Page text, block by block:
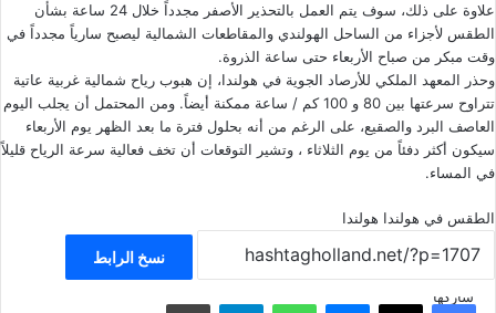
علاوة على ذلك، سوف يتم العمل بالتحذير الأصفر مجدداً خلال 24 ساعة بشأن
الطقس لأجزاء من الساحل الهولندي والمقاطعات الشمالية ليصبح سارياً مجدداً في
وقت مبكر من صباح الأربعاء حتى ساعة الذروة.
وحذر المعهد الملكي للأرصاد الجوية في هولندا، إن هبوب رياح شمالية غربية عاتية
تتراوح سرعتها بين 80 و 100 كم / ساعة ممكنة أيضاً. ومن المحتمل أن يجلب اليوم
العاصف البرد والصقيع، على الرغم من أنه بحلول فترة ما بعد الظهر يوم الأربعاء
سيكون أكثر دفئاً من يوم الثلاثاء ، وتشير التوقعات أن تخف فعالية سرعة الرياح قليلاً
في المساء.
الطقس في هولندا هولندا
نسخ الرابط
شاركهافيسبوك ‫X ماسنجر واتساب تيلقرام مشاركة عبر البريد